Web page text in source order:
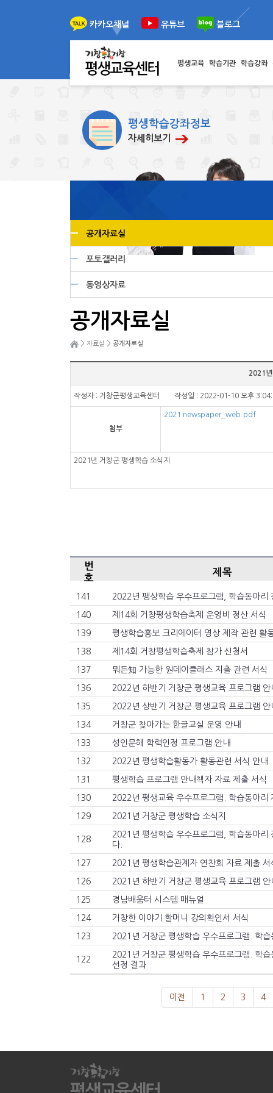
카카오채널
유튜브 블로그
평생교육 학습기관 학습강좌
평생학습강좌정보
자세히보기
공개자료실
포토갤러리
동영상자료
공개자료실
> 자료실 > 공개자료실
2021년
작성자 : 거창군평생교육센터 작성일 : 2022-01-10 오후
첨부
2021 newspaper_web.pdf
2021년 거창군 평생학습 소식지
번
호
제목
141 2022년 팽상학습 우수프로그램, 학습동아리
140 제14회 거창평생학습축제 운영비 정산 서식
139 평생학습홍보 크리에이터 영상 제작 관련 활
138 제14회 거창평생학습축제 참가 신청서
137 뭐든知 가능한 원데이클래스 지츨 관련 서식
136 2022년 하반기 거창군 평생교육 프로그램 안
135 2022년 상반기 거창군 평생교육 프로그램 안
134 거창군 찾아가는 한글교실 운영 안내
133 성인문해 학력인정 프로그램 안내
132 2022년 평생학습활동가 활동관련 서식 안내
131 평생학습 프로그램 안내책자 자료 제출 서식
130
129 2021년 거창군 평생학습 소식지
128
2021년 평생학습 우수프로그램, 학습동아리
다.
127 2021년 평생학습관계자 연찬회 자료 제출 서
126 2021년 하반기 거창군 평생교육 프로그램 안
125 경남배움터 시스템 매뉴얼
124 거창한 이야기 할머니 강의확인서 서식
123
122
2021년 거창군 평생학습 우수프로그램. 학습
선정 결과
이전 1 2 3 4